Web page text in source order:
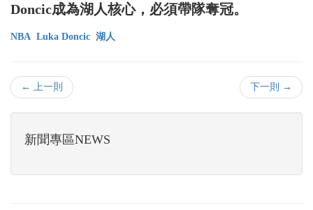
Doncic成為湖人核心，必須帶隊奪冠。
NBA Luka Doncic 湖人
← 上一則 下一則 →
新聞專區NEWS